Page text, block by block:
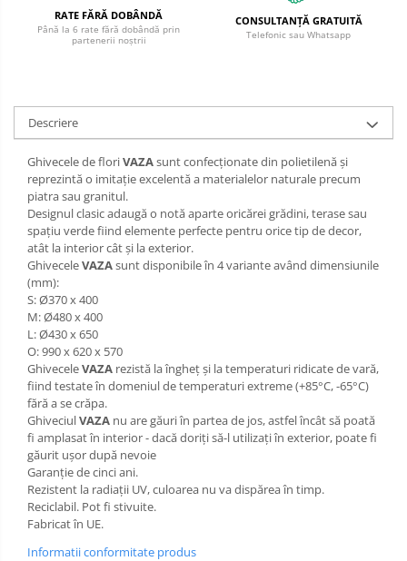
RATE FĂRĂ DOBÂNDĂ
Până la 6 rate fără dobândă prin
partenerii noștrii
CONSULTANȚĂ GRATUITĂ
Telefonic sau Whatsapp
Descriere
Ghivecele de floriVAZAsunt confecționate din polietilenă și
reprezintă o imitație excelentă a materialelor naturale precum
piatra sau granitul.
Designul clasic adaugă o notă aparte oricărei grădini, terase sau
spațiu verde fiind elemente perfecte pentru orice tip de decor,
atât la interior cât și la exterior.
GhiveceleVAZAsunt disponibile în 4 variante având dimensiunile
(mm):
S: Ø370 x 400
M: Ø480 x 400
L: Ø430 x 650
O: 990 x 620 x 570
GhiveceleVAZA rezistă la îngheț și la temperaturi ridicate de vară,
fiind testate în domeniul de temperaturi extreme (+85°C, -65°C)
fără a se crăpa.
GhiveciulVAZA nu are găuri în partea de jos, astfel încât să poată
fi amplasat în interior - dacă doriți să-l utilizați în exterior, poate fi
găurit ușor după nevoie
Garanție de cinci ani.
Rezistent la radiații UV, culoarea nu va dispărea în timp.
Reciclabil. Pot fi stivuite.
Fabricat în UE.
Informatii conformitate produs